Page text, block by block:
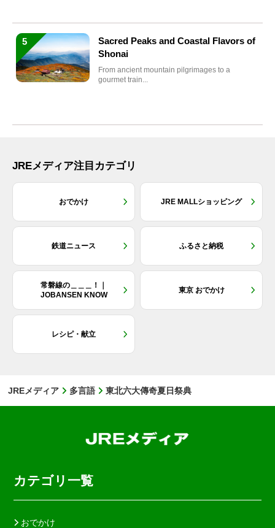
5
Sacred Peaks and Coastal Flavors of
Shonai
From ancient mountain pilgrimages to a
gourmet train...
JREメディア注目カテゴリ
おでかけ JRE MALLショッピング
鉄道ニュース ふるさと納税
常磐線の＿＿＿！｜
JOBANSEN KNOW
東京 おでかけ
レシピ・献立
JREメディア 多言語 東北六大傳奇夏日祭典
カテゴリ一覧
おでかけ